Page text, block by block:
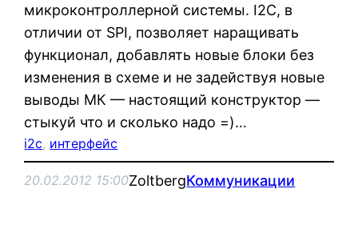
микроконтроллерной системы. I2C, в
отличии от SPI, позволяет наращивать
функционал, добавлять новые блоки без
изменения в схеме и не задействуя новые
выводы МК — настоящий конструктор —
стыкуй что и сколько надо =)…
i2c, интерфейс
20.02.2012 15:00ZoltbergКоммуникации